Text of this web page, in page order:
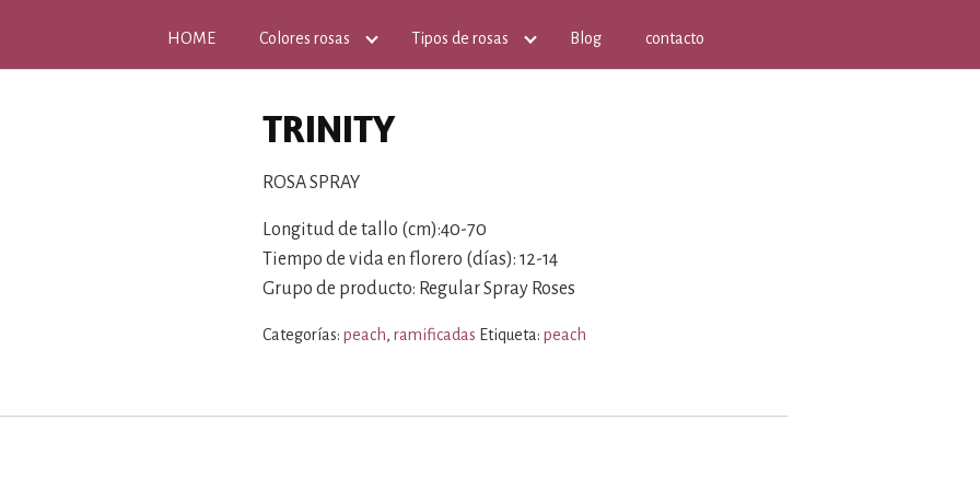
HOME Colores rosas Tipos de rosas Blog contacto
TRINITY
ROSA SPRAY
Longitud de tallo (cm):40-70
Tiempo de vida en florero (días): 12-14
Grupo de producto: Regular Spray Roses
Categorías: peach, ramificadas Etiqueta: peach